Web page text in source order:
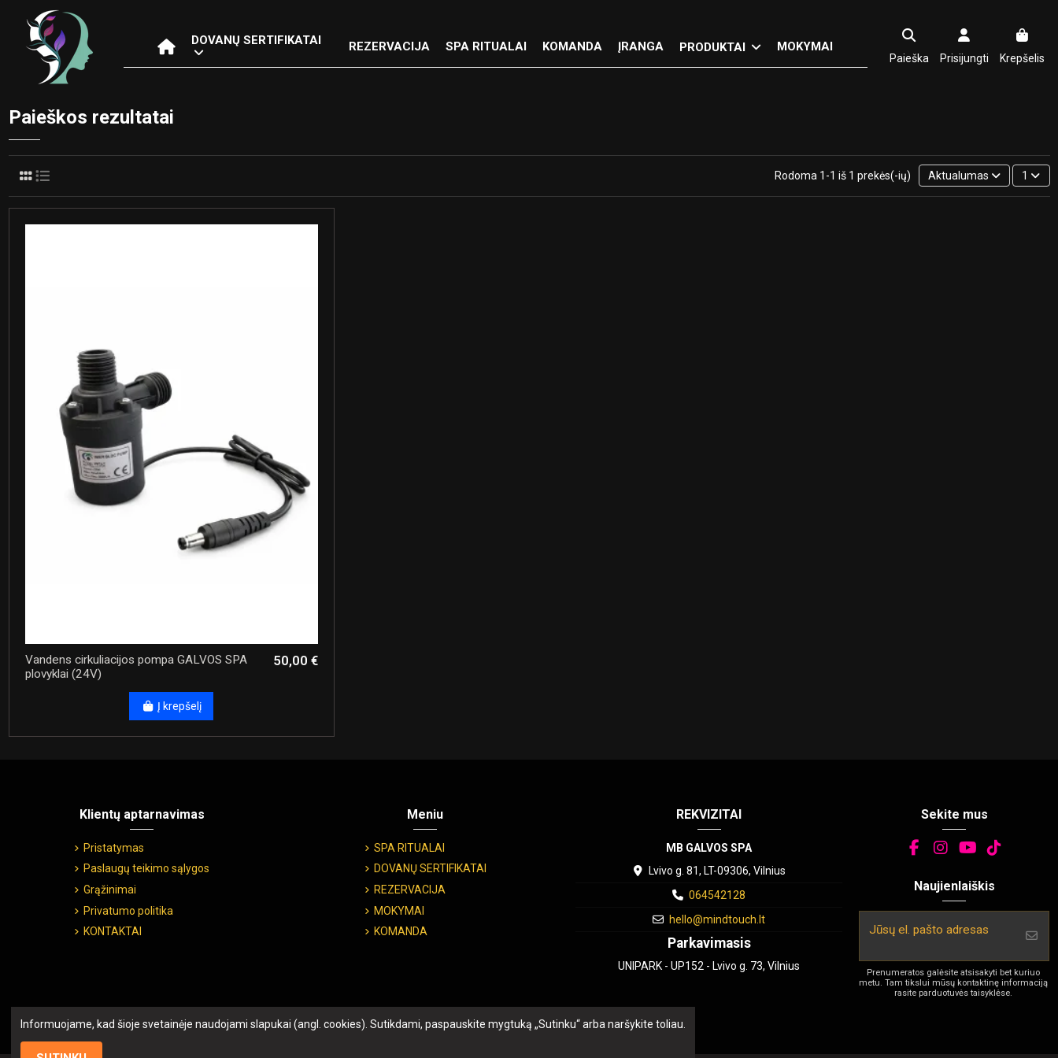
DOVANŲ SERTIFIKATAI REZERVACIJA SPA RITUALAI KOMANDA ĮRANGA PRODUKTAI MOKYMAI
Paieška Prisijungti Krepšelis
Paieškos rezultatai
Rodoma 1-1 iš 1 prekės(-ių) Aktualumas 1
Vandens cirkuliacijos pompa GALVOS SPA
plovyklai (24V)
50,00 €
Į krepšelį
Klientų aptarnavimas
Pristatymas
Paslaugų teikimo sąlygos
Grąžinimai
Privatumo politika
KONTAKTAI
Meniu
SPA RITUALAI
DOVANŲ SERTIFIKATAI
REZERVACIJA
MOKYMAI
KOMANDA
REKVIZITAI
MB GALVOS SPA
Lvivo g. 81, LT-09306, Vilnius
064542128
hello@mindtouch.lt
Parkavimasis
UNIPARK - UP152 - Lvivo g. 73, Vilnius
Sekite mus
Naujienlaiškis
Prenumeratos galėsite atsisakyti bet kuriuo
metu. Tam tikslui mūsų kontaktinę informaciją
rasite parduotuvės taisyklėse.
Informuojame, kad šioje svetainėje naudojami slapukai (angl. cookies). Sutikdami, paspauskite mygtuką „Sutinku“ arba naršykite toliau.